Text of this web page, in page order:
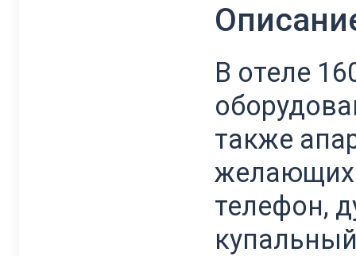
В отеле
также
желающих
телефон,